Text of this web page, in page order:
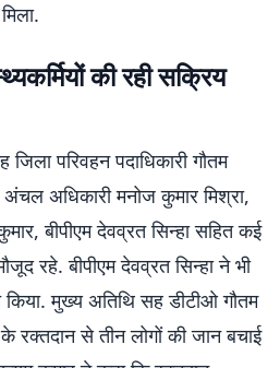
की रही सक्रिय
जिला परिवहन पदाधिकारी गौतम
अधिकारी मनोज कुमार मिश्रा,
बीपीएम देवव्रत सिन्हा सहित कई
रहे. बीपीएम देवव्रत सिन्हा ने भी
किया. मुख्य अतिथि सह डीटीओ गौतम
रक्तदान से तीन लोगों की जान बचाई